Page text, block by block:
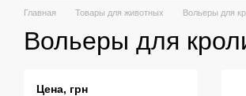
Главная Товары для животных Вольеры для
Вольеры для
Цена, грн